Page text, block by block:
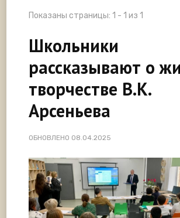
Показаны страницы: 1 - 1 из 1
Школьники
рассказывают о
творчестве В.К.
Арсеньева
ОБНОВЛЕНО 08.04.2025